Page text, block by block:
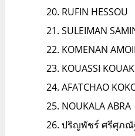
RUFIN HESSOU
SULEIMAN
KOMENAN
KOUASSI
AFATCHAO
NOUKALA ABRA
ปริญพัชร์ ศรีศุภณั